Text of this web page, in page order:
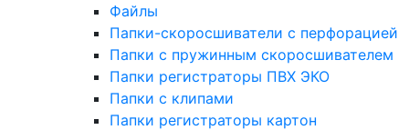
Файлы
Папки-скоросшиватели с перфорацией
Папки с пружинным скоросшивателем
Папки регистраторы ПВХ ЭКО
Папки с клипами
Папки регистраторы картон